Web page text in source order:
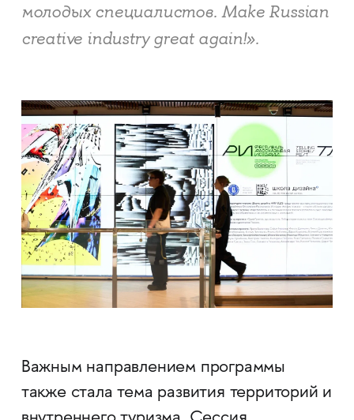
молодых специалистов. Make Russian
creative industry great again!».
Важным направлением программы
также стала тема развития территорий и